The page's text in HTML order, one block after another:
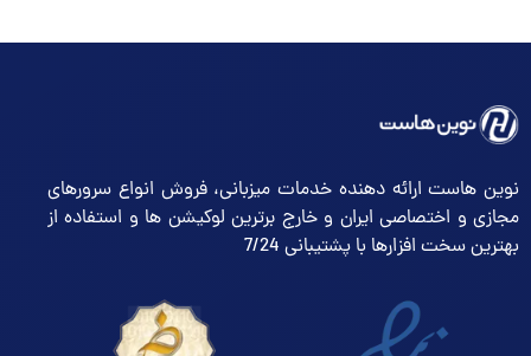
نوین هاست ارائه دهنده خدمات میزبانی، فروش انواع سرورهای
مجازی و اختصاصی ایران و خارج برترین لوکیشن ها و استفاده از
بهترین سخت افزارها با پشتیبانی 7/24